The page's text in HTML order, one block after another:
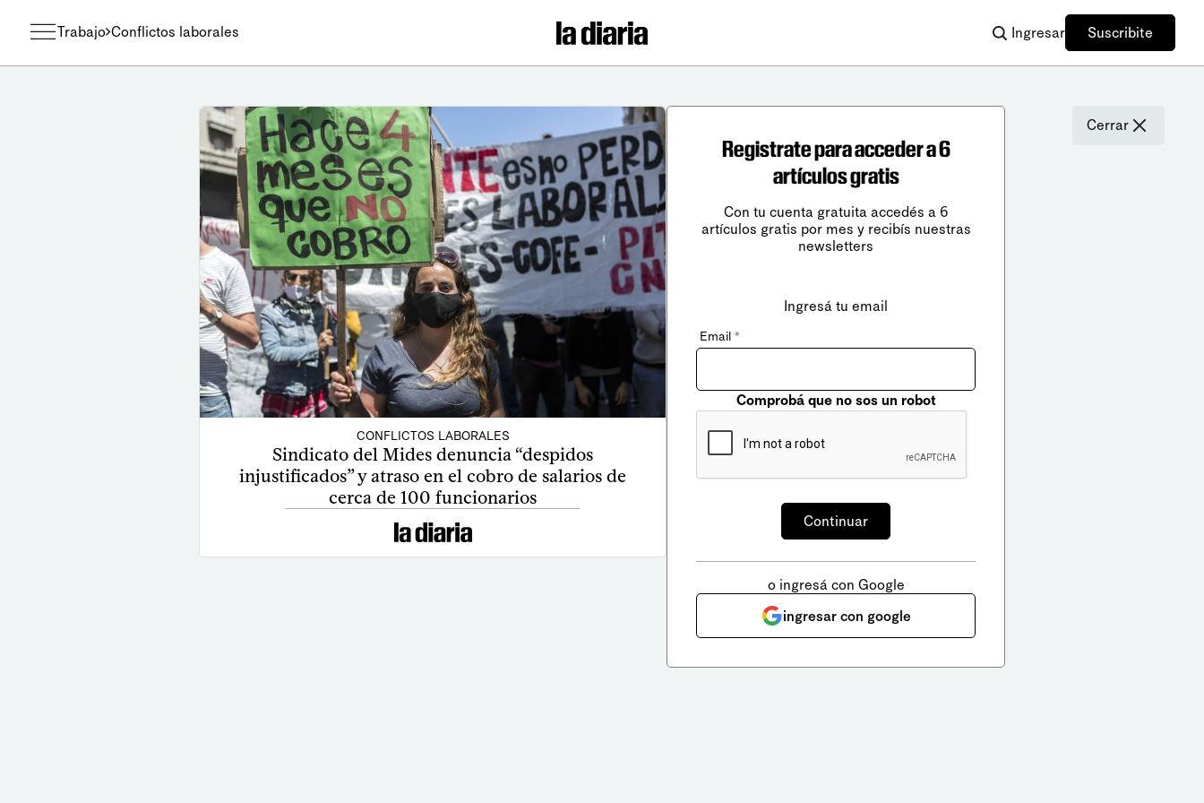
Trabajo Conflictos laborales Ingresar Suscribite
CONFLICTOS LABORALES
Sindicato del Mides denuncia “despidos
injustificados” y atraso en el cobro de salarios de
cerca de 100 funcionarios
Cerrar
Registrate para acceder a 6
artículos gratis
Con tu cuenta gratuita accedés a 6
artículos gratis por mes y recibís nuestras
newsletters
Ingresá tu email
Email *
Comprobá que no sos un robot
o ingresá con Google
ingresar con google